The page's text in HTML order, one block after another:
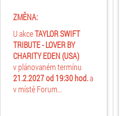
ZMĚNA:
U akceTAYLOR SWIFT
TRIBUTE - LOVER BY
CHARITY EDEN (USA)
v plánovaném termínu
21.2.2027 od 19:30 hod.a
v místě Forum...